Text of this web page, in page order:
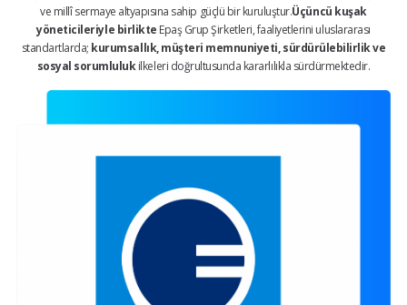
ve millî sermaye altyapısına sahip güçlü bir kuruluştur.Üçüncü kuşak
yöneticileriyle birlikte Epaş Grup Şirketleri, faaliyetlerini uluslararası
standartlarda; kurumsallık, müşteri memnuniyeti, sürdürülebilirlik ve
sosyal sorumlulukilkeleri doğrultusunda kararlılıkla sürdürmektedir.